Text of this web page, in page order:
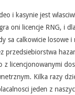
i kasynie jest
oni licencje RNG, i
sa calkowicie losowe i
przedsiebiorstwa
z licencjonowanymi
Kilka razy
jeden z